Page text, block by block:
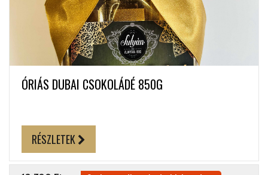
ÓRIÁS DUBAI CSOKOLÁDÉ 850G
RÉSZLETEK